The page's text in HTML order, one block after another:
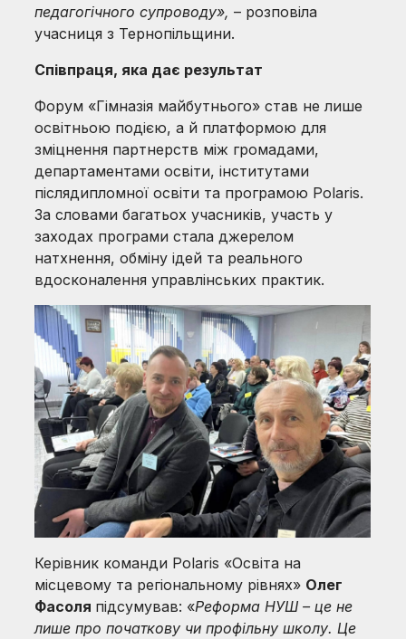
педагогічного супроводу»,– розповіла
учасниця з Тернопільщини.
Співпраця, яка дає результат
Форум «Гімназія майбутнього» став не лише
освітньою подією, а й платформою для
зміцнення партнерств між громадами,
департаментами освіти, інститутами
післядипломної освіти та програмою Polaris.
За словами багатьох учасників, участь у
заходах програми стала джерелом
натхнення, обміну ідей та реального
вдосконалення управлінських практик.
Керівник команди Polaris «Освіта на
місцевому та регіональному рівнях» Олег
Фасоля підсумував: «Реформа НУШ – це не
лише про початкову чи профільну школу. Це